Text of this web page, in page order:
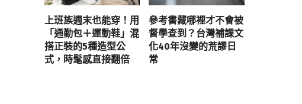
上班族週末也能穿！用
「通勤包＋運動鞋」混
搭正裝的5種造型公
式，時髦感直接翻倍
參考書藏哪裡才不會被
督學查到？台灣補課文
化40年沒變的荒謬日
常